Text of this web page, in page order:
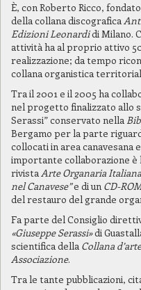
È, con Roberto Ricco,
della collana discografica
Edizioni Leonardidi Milano.
attività ha al proprio attivo
realizzazione; da tempo
collana organistica
Tra il 2001 e il 2005 ha
nel progetto finalizzato allo
Serassi” conservato nella
Bergamo per la parte
collocati in area
importante collaborazione è
rivistaArte Organaria Italiana
nel Canavese”e di un CD-
del restauro del grande
Fa parte del Consiglio
«Giuseppe Serassi»di
scientifica della Collana
Associazione.
Tra le tante pubblicazioni,